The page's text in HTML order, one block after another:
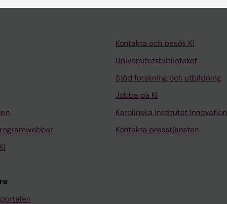
Kontakta och besök KI
Universitetsbiblioteket
Stöd forskning och utbildning
Jobba på KI
Karolinska Institutet Innovation
Kontakta presstjänsten